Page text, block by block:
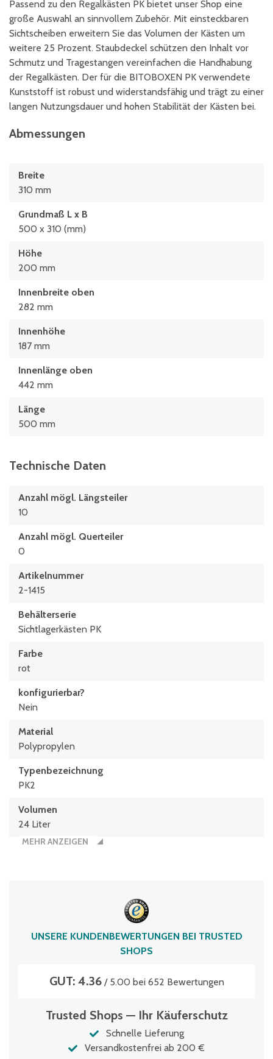
Passend zu den Regalkästen PK bietet unser Shop eine
große Auswahl an sinnvollem Zubehör. Mit einsteckbaren
Sichtscheiben erweitern Sie das Volumen der Kästen um
weitere 25 Prozent. Staubdeckel schützen den Inhalt vor
Schmutz und Tragestangen vereinfachen die Handhabung
der Regalkästen. Der für die BITOBOXEN PK verwendete
Kunststoff ist robust und widerstandsfähig und trägt zu einer
langen Nutzungsdauer und hohen Stabilität der Kästen bei.
Abmessungen
Breite
310 mm
Grundmaß L x B
500 x 310 (mm)
Höhe
200 mm
Innenbreite oben
282 mm
Innenhöhe
187 mm
Innenlänge oben
442 mm
Länge
500 mm
Technische Daten
Anzahl mögl. Längsteiler
10
Anzahl mögl. Querteiler
0
Artikelnummer
2-1415
Behälterserie
Sichtlagerkästen PK
Farbe
rot
konfigurierbar?
Nein
Material
Polypropylen
Typen­be­zeich­nung
PK2
Volumen
24 Liter
MEHR ANZEIGEN
UNSERE KUNDENBEWERTUNGEN BEI TRUSTED
SHOPS
GUT: 4.36/ 5.00 bei 652 Bewertungen
Trusted Shops — Ihr Käuferschutz
Schnelle Lieferung
Versandkostenfrei ab 200 €